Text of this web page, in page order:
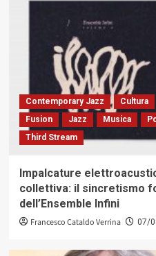
Contemporary Jazz Cultura
Fusion
Jazz Musica
Third Stream
Impalcature
collettiva: il sincretismo
dell’Ensemble Infini
Francesco Cataldo Verrina 07/